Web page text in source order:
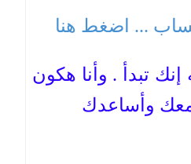
... اضغط هنا
تبدأ . وأنا هكون
وأساعدك